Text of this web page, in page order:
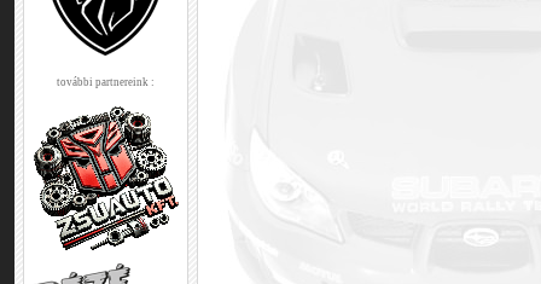
további partnereink :